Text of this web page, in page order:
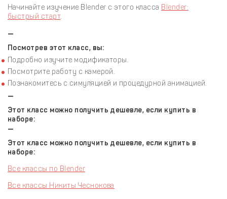
Начинайте изучение Blender с этого класса Blender:
быстрый старт.
—
Посмотрев этот класс, вы:
Подробно изучите модификаторы.
Посмотрите работу с камерой.
Познакомитесь с симуляцией и процедурной анимацией.
—
Этот класс можно получить дешевле, если купить в
наборе:
—
Этот класс можно получить дешевле, если купить в
наборе:
Все классы по Blender
Все классы Никиты Чеснокова